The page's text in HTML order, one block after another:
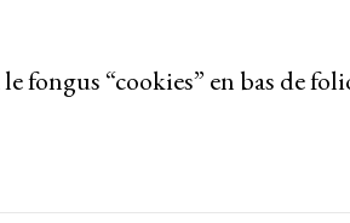
fongus “cookies” en bas de